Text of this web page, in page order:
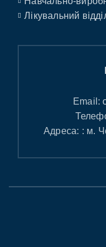
Лікувальний
Email:
Адреса: : м.